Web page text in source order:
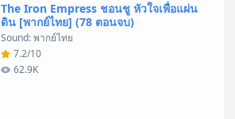
The Iron Empress ชอนชู หัวใจเพื่อแผ่น
ดิน [พากย์ไทย] (78 ตอนจบ)
Sound: พากย์ไทย
7.2/10
62.9K